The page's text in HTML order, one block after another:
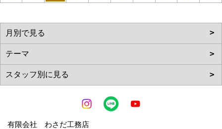
有限会社 わさだ工務店